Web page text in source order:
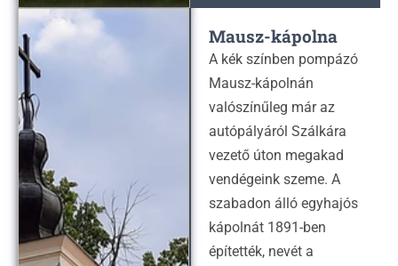
Mausz-kápolna
A kék színben pompázó
Mausz-kápolnán
valószínűleg már az
autópályáról Szálkára
vezető úton megakad
vendégeink szeme. A
szabadon álló egyhajós
kápolnát 1891-ben
építették, nevét a